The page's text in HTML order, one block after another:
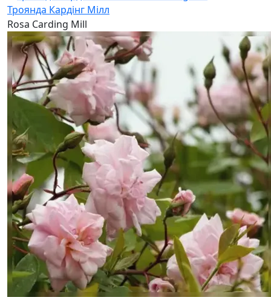
Троянда Кардінг Мілл
Rosa Carding Mill